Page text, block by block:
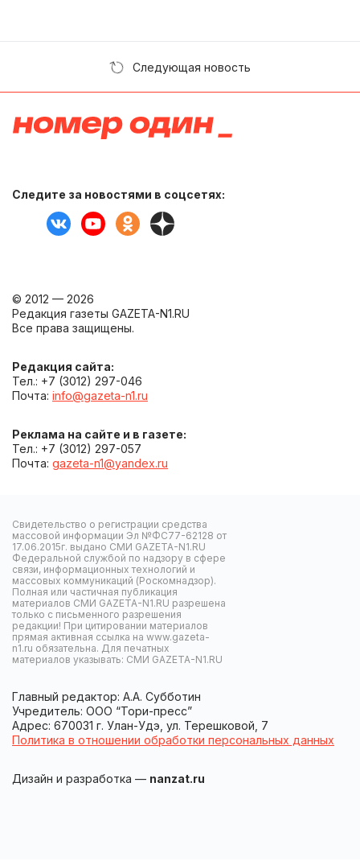
Следующая новость
Следите за новостями в соцсетях:
© 2012 — 2026
Редакция газеты GAZETA-N1.RU
Все права защищены.
Редакция сайта:
Тел.: +7 (3012) 297-046
Почта: info@gazeta-n1.ru
Реклама на сайте и в газете:
Тел.: +7 (3012) 297-057
Почта: gazeta-n1@yandex.ru
Свидетельство о регистрации средства
массовой информации Эл №ФС77-62128 от
17.06.2015г. выдано СМИ GAZETA-N1.RU
Федеральной службой по надзору в сфере
связи, информационных технологий и
массовых коммуникаций (Роскомнадзор).
Полная или частичная публикация
материалов СМИ GAZETA-N1.RU разрешена
только с письменного разрешения
редакции! При цитировании материалов
прямая активная ссылка на www.gazeta-
n1.ru обязательна. Для печатных
материалов указывать: СМИ GAZETA-N1.RU
Главный редактор: А.А. Субботин
Учредитель: ООО “Тори-пресс”
Адрес: 670031 г. Улан-Удэ, ул. Терешковой, 7
Политика в отношении обработки персональных данных
Дизайн и разработка — nanzat.ru